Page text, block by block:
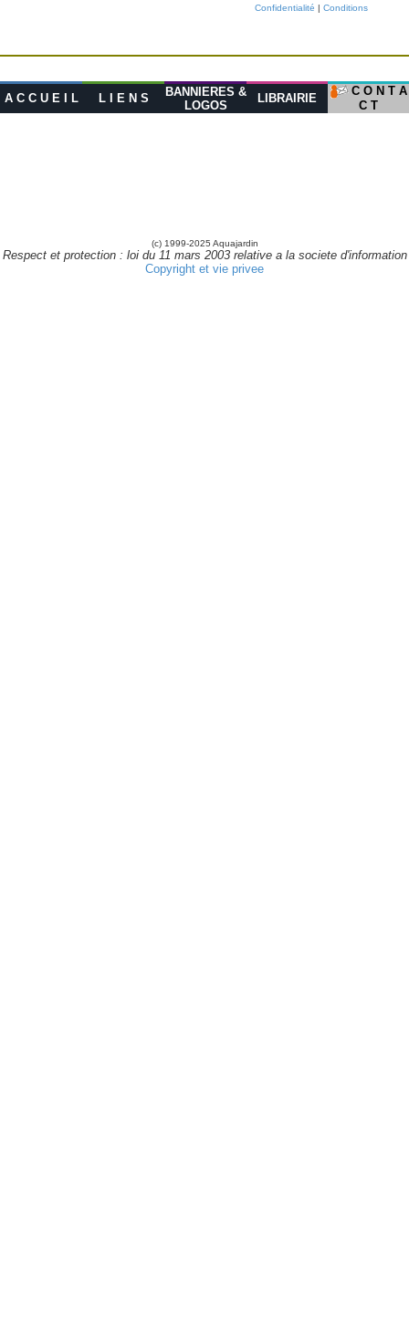
Confidentialité | Conditions
A C C U E I L L I E N S
BANNIERES &
LOGOS
LIBRAIRIE
C O N T A
C T
(c) 1999-2025 Aquajardin
Respect et protection : loi du 11 mars 2003 relative a la societe d'information
Copyright et vie privee